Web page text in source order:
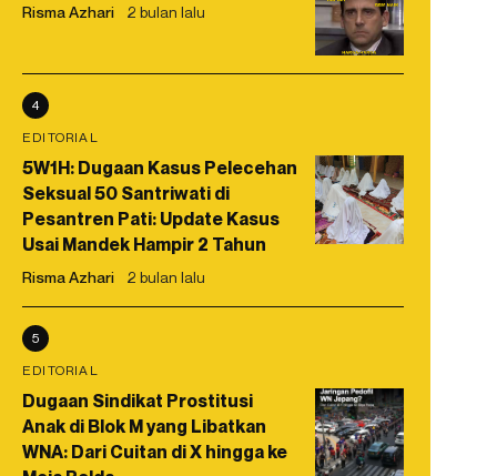
Risma Azhari 2 bulan lalu
4
EDITORIAL
5W1H: Dugaan Kasus Pelecehan
Seksual 50 Santriwati di
Pesantren Pati: Update Kasus
Usai Mandek Hampir 2 Tahun
Risma Azhari 2 bulan lalu
5
EDITORIAL
Dugaan Sindikat Prostitusi
Anak di Blok M yang Libatkan
WNA: Dari Cuitan di X hingga ke